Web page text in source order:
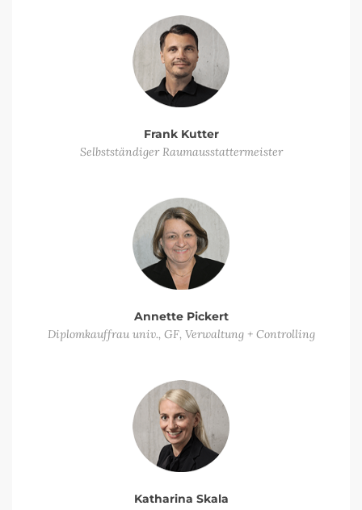
Frank Kutter
Selbstständiger Raumausstattermeister
Annette Pickert
Diplomkauffrau univ., GF, Verwaltung + Controlling
Katharina Skala